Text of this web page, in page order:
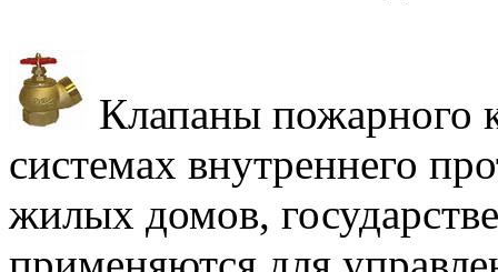
Клапаны пожарного
системах внутреннего
жилых домов,